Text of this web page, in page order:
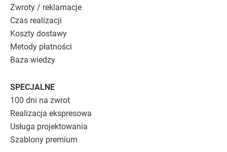
Zwroty / reklamacje
Czas realizacji
Koszty dostawy
Metody płatności
Baza wiedzy
SPECJALNE
100 dni na zwrot
Realizacja ekspresowa
Usługa projektowania
Szablony premium